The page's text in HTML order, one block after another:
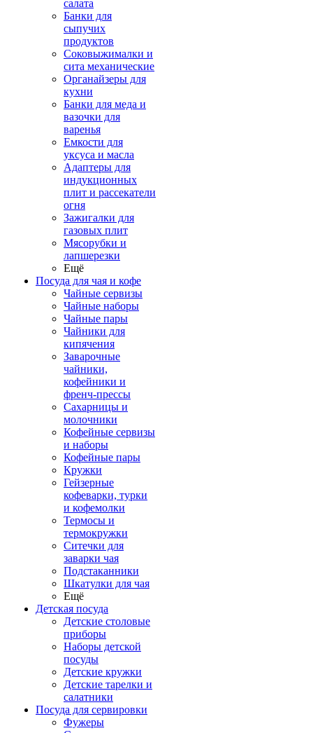
салата
Банки для
сыпучих
продуктов
Соковыжималки и
сита механические
Органайзеры для
кухни
Банки для меда и
вазочки для
варенья
Емкости для
уксуса и масла
Адаптеры для
индукционных
плит и рассекатели
огня
Зажигалки для
газовых плит
Мясорубки и
лапшерезки
Ещё
Посуда для чая и кофе
Чайные сервизы
Чайные наборы
Чайные пары
Чайники для
кипячения
Заварочные
чайники,
кофейники и
френч-прессы
Сахарницы и
молочники
Кофейные сервизы
и наборы
Кофейные пары
Кружки
Гейзерные
кофеварки, турки
и кофемолки
Термосы и
термокружки
Ситечки для
заварки чая
Подстаканники
Шкатулки для чая
Ещё
Детская посуда
Детские столовые
приборы
Наборы детской
посуды
Детские кружки
Детские тарелки и
салатники
Посуда для сервировки
Фужеры